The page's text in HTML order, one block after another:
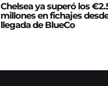
Chelsea ya superó los
millones en fichajes
llegada de BlueCo